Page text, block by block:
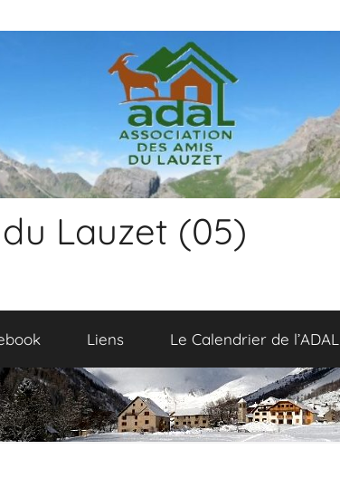
Lauzet (05)
Liens Le Calendrier de l’ADAL